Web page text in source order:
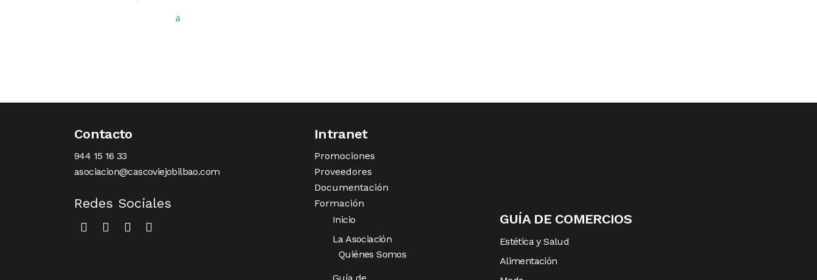
Contacto
944 15 16 33
asociacion@cascoviejobilbao.com
Redes Sociales
Intranet
Promociones
Proveedores
Documentación
Formación
Inicio
La Asociación
Quiénes Somos
GUÍA DE COMERCIOS
Estética y Salud
Alimentación